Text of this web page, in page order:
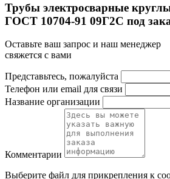
Трубы электросварные
ГОСТ 10704-91 09Г2С под
Оставьте ваш запрос и наш менеджер
свяжется с вами
Представьтесь, пожалуйста
Телефон или email для связи
Название организации
Комментарии
Выберите файл для прикрепления к